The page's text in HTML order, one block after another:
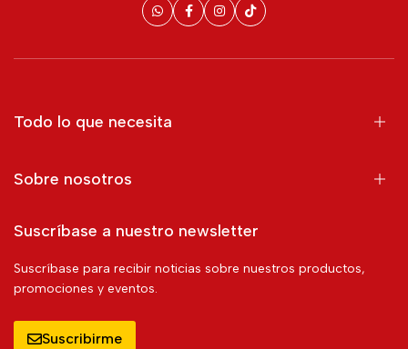
Todo lo que necesita
Sobre nosotros
Suscríbase a nuestro newsletter
Suscríbase para recibir noticias sobre nuestros productos,
promociones y eventos.
Suscribirme